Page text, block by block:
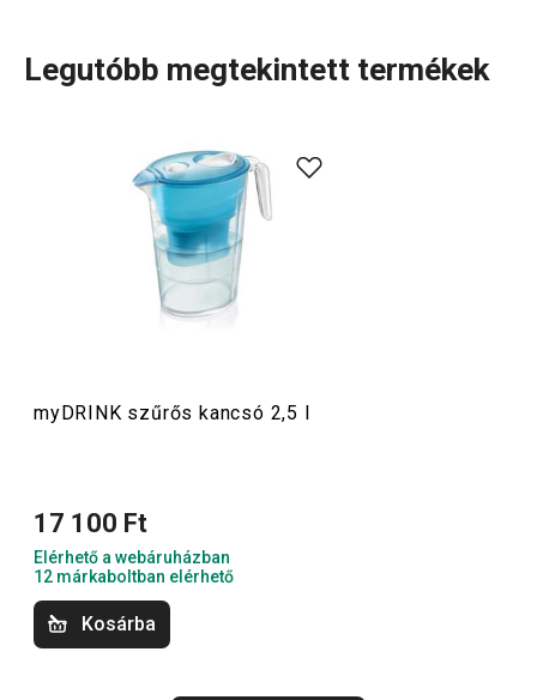
jégkockaformák, továbbászódagép
A myDRINK termékcsaládban mindent megtalálsz, amire
az italok tálalásához szükséged lehet. Az alkoholos és
alkoholmentes italokhoz készült poharaink időtálló
megjelenéssel és egyedi dizájnnal rendelkeznek.
Legutóbb megtekintett termékek
myDRINK szűrős kancsó 2,5 l
17 100 Ft
Elérhető a webáruházban
12 márkaboltban elérhető
Kosárba